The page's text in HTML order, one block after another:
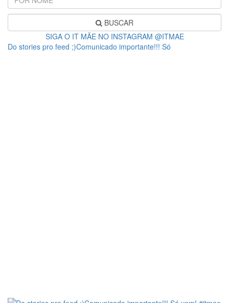
BUSCAR
SIGA O IT MÃE NO INSTAGRAM @ITMAE
Do stories pro feed ;)Comunicado importante!!! Só